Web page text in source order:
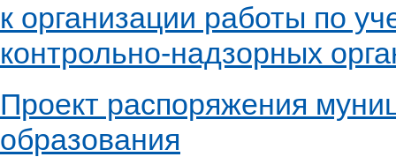
к организации работы по
контрольно-надзорных
Проект распоряжения
образования